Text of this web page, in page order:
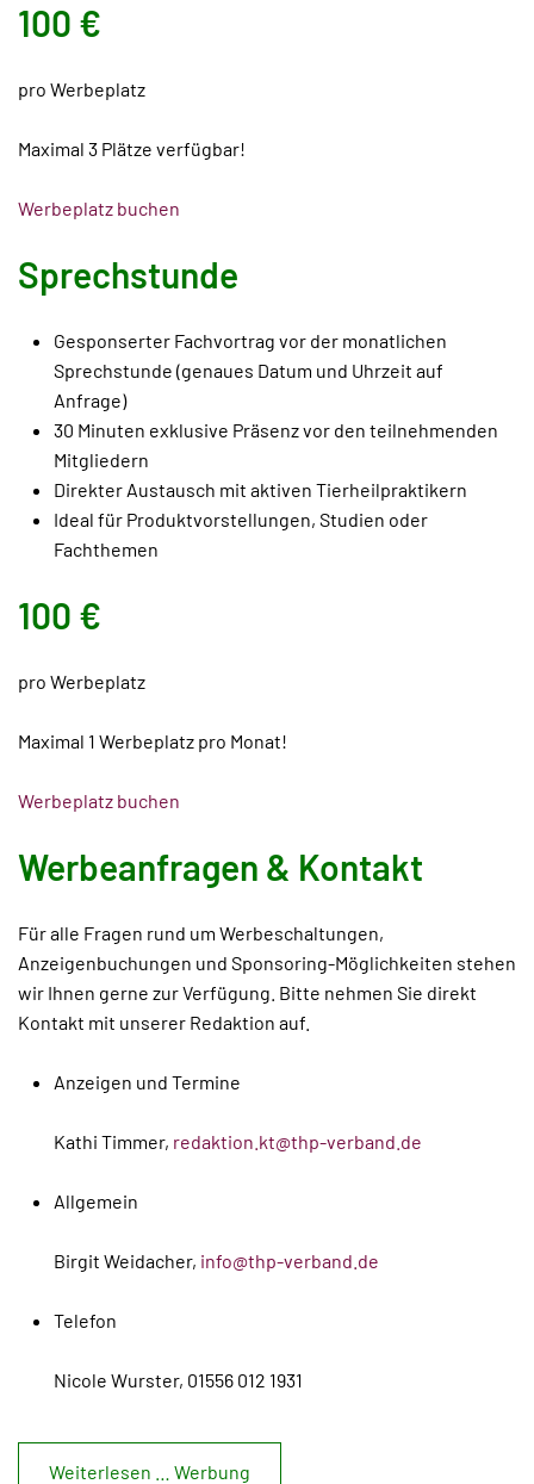
100 €
pro Werbeplatz
Maximal 3 Plätze verfügbar!
Werbeplatz buchen
Sprechstunde
Gesponserter Fachvortrag vor der monatlichen
Sprechstunde (genaues Datum und Uhrzeit auf
Anfrage)
30 Minuten exklusive Präsenz vor den teilnehmenden
Mitgliedern
Direkter Austausch mit aktiven Tierheilpraktikern
Ideal für Produktvorstellungen, Studien oder
Fachthemen
100 €
pro Werbeplatz
Maximal 1 Werbeplatz pro Monat!
Werbeplatz buchen
Werbeanfragen & Kontakt
Für alle Fragen rund um Werbeschaltungen,
Anzeigenbuchungen und Sponsoring-Möglichkeiten stehen
wir Ihnen gerne zur Verfügung. Bitte nehmen Sie direkt
Kontakt mit unserer Redaktion auf.
Anzeigen und Termine
Kathi Timmer, redaktion.kt@thp-verband.de
Allgemein
Birgit Weidacher, info@thp-verband.de
Telefon
Nicole Wurster, 01556 012 1931
Weiterlesen … Werbung